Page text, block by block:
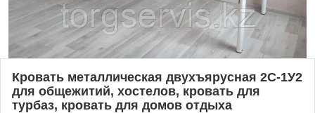
Кровать металлическая двухъярусная 2С-1У2
для общежитий, хостелов, кровать для
турбаз, кровать для домов отдыха